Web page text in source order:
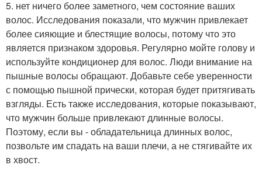
5. нет ничего более заметного, чем состояние ваших
волос. Исследования показали, что мужчин привлекает
более сияющие и блестящие волосы, потому что это
является признаком здоровья. Регулярно мойте голову и
используйте кондиционер для волос. Люди внимание на
пышные волосы обращают. Добавьте себе уверенности
с помощью пышной прически, которая будет притягивать
взгляды. Есть также исследования, которые показывают,
что мужчин больше привлекают длинные волосы.
Поэтому, если вы - обладательница длинных волос,
позвольте им спадать на ваши плечи, а не стягивайте их
в хвост.